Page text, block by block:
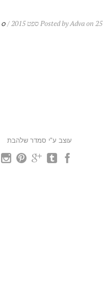
Posted by Adva on 25 ספט 2015 / 0 Comment
עוצב ע"י סמדר שלהבת